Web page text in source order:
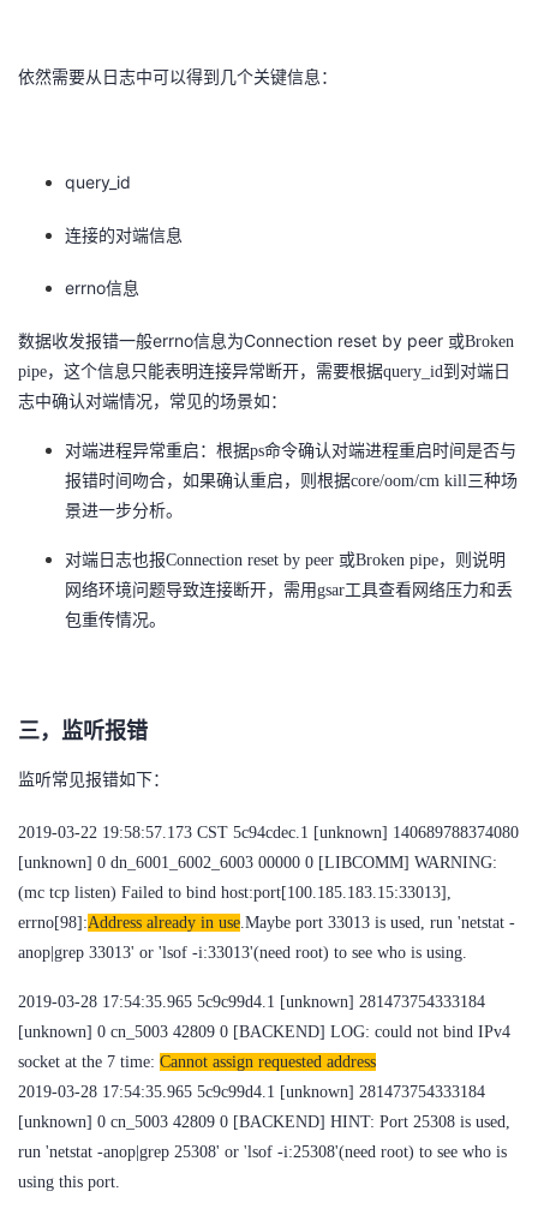
依然需要从日志中可以得到几个关键信息：
query_id
连接的对端信息
errno信息
数据收发报错一般errno信息为Connection reset by peer 或Broken
pipe，这个信息只能表明连接异常断开，需要根据query_id到对端日
志中确认对端情况，常见的场景如：
对端进程异常重启：根据ps命令确认对端进程重启时间是否与
报错时间吻合，如果确认重启，则根据core/oom/cm kill三种场
景进一步分析。
对端日志也报Connection reset by peer 或Broken pipe，则说明
网络环境问题导致连接断开，需用gsar工具查看网络压力和丢
包重传情况。
三，监听报错
监听常见报错如下：
2019-03-22 19:58:57.173 CST 5c94cdec.1 [unknown] 140689788374080
[unknown] 0 dn_6001_6002_6003 00000 0 [LIBCOMM] WARNING:
(mc tcp listen) Failed to bind host:port[100.185.183.15:33013],
errno[98]:Address already in use.Maybe port 33013 is used, run 'netstat -
anop|grep 33013' or 'lsof -i:33013'(need root) to see who is using.
2019-03-28 17:54:35.965 5c9c99d4.1 [unknown] 281473754333184
[unknown] 0 cn_5003 42809 0 [BACKEND] LOG: could not bind IPv4
socket at the 7 time: Cannot assign requested address
2019-03-28 17:54:35.965 5c9c99d4.1 [unknown] 281473754333184
[unknown] 0 cn_5003 42809 0 [BACKEND] HINT: Port 25308 is used,
run 'netstat -anop|grep 25308' or 'lsof -i:25308'(need root) to see who is
using this port.